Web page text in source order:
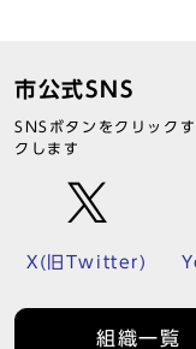
市公式SNS
SNSボタンをクリック
クします
X(旧Twitter)
組織一覧